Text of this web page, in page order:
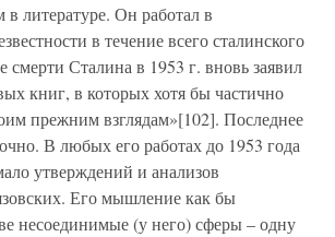
литературе. Он работал в
в течение всего сталинского
смерти Сталина в 1953 г. вновь заявил
книг, в которых хотя бы частично
прежним взглядам»[102]. Последнее
В любых его работах до 1953 года
утверждений и анализов
Его мышление как бы
несоединимые (у него) сферы – одну